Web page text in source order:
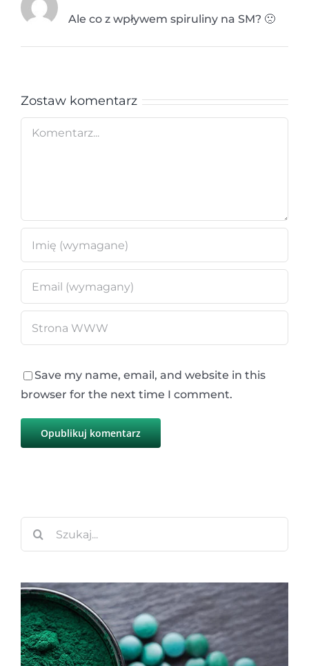
Ale co z wpływem spiruliny na SM? 🙁
Zostaw komentarz
Comment
Save my name, email, and website in this
browser for the next time I comment.